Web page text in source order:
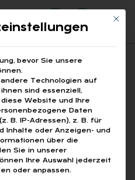
Mit
bevor Sie unsere
Technologien auf
sind essenziell,
Website und Ihre
Daten
B. IP-Adressen), z. B. für
Inhalte oder Anzeigen- und
über die
Sie in unserer
Ihre Auswahl jederzeit
oder anpassen.